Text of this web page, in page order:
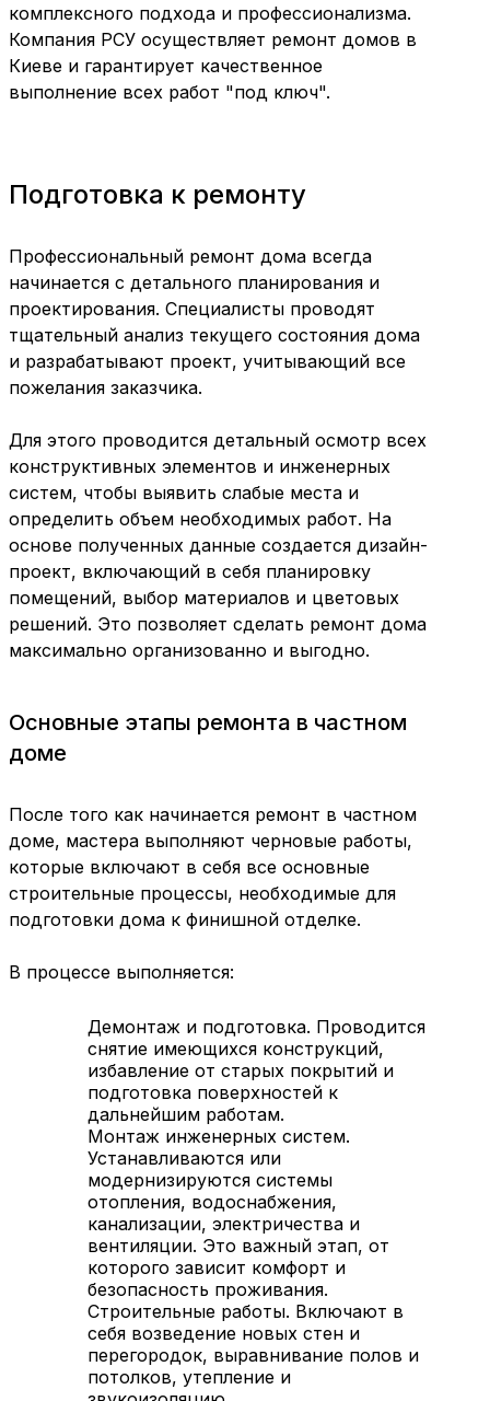
комплексного подхода и профессионализма.
Компания РСУ осуществляет ремонт домов в
Киеве и гарантирует качественное
выполнение всех работ "под ключ".
Подготовка к ремонту
Профессиональный ремонт дома всегда
начинается с детального планирования и
проектирования. Специалисты проводят
тщательный анализ текущего состояния дома
и разрабатывают проект, учитывающий все
пожелания заказчика.
Для этого проводится детальный осмотр всех
конструктивных элементов и инженерных
систем, чтобы выявить слабые места и
определить объем необходимых работ. На
основе полученных данные создается дизайн-
проект, включающий в себя планировку
помещений, выбор материалов и цветовых
решений. Это позволяет сделать ремонт дома
максимально организованно и выгодно.
Основные этапы ремонта в частном
доме
После того как начинается ремонт в частном
доме, мастера выполняют черновые работы,
которые включают в себя все основные
строительные процессы, необходимые для
подготовки дома к финишной отделке.
В процессе выполняется:
Демонтаж и подготовка. Проводится
снятие имеющихся конструкций,
избавление от старых покрытий и
подготовка поверхностей к
дальнейшим работам.
Монтаж инженерных систем.
Устанавливаются или
модернизируются системы
отопления, водоснабжения,
канализации, электричества и
вентиляции. Это важный этап, от
которого зависит комфорт и
безопасность проживания.
Строительные работы. Включают в
себя возведение новых стен и
перегородок, выравнивание полов и
потолков, утепление и